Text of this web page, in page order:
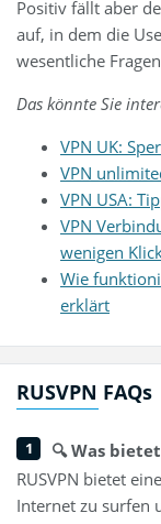
Positiv fällt aber
auf, in dem die
wesentliche
Das könnte Sie
VPN UK:
VPN
VPN USA:
VPN
wenigen
Wie
erklärt
RUSVPN FAQs
🔍 Was bietet
RUSVPN bietet
Internet zu surfen